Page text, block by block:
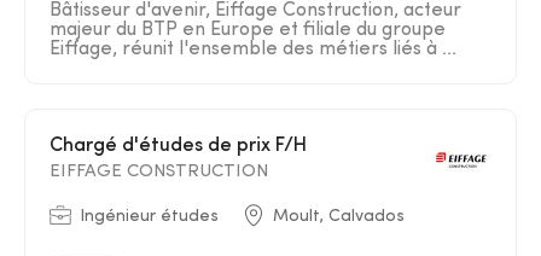
Bâtisseur d'avenir, Eiffage Construction, acteur
majeur du BTP en Europe et filiale du groupe
Eiffage, réunit l'ensemble des métiers liés à ...
Chargé d'études de prix F/H
EIFFAGE CONSTRUCTION
Ingénieur études Moult, Calvados